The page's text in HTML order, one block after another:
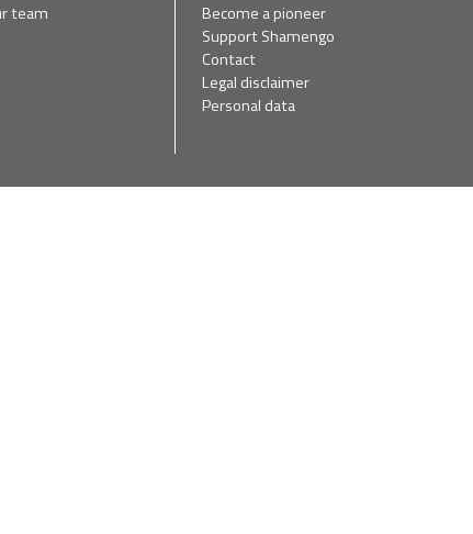
team
Become a pioneer
Support Shamengo
Contact
Legal disclaimer
Personal data